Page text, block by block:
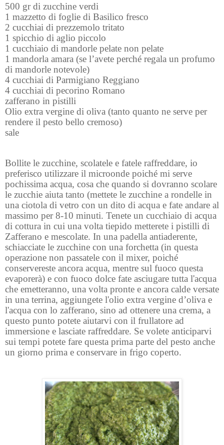
500 gr di zucchine verdi
1 mazzetto di foglie di Basilico fresco
2 cucchiai di prezzemolo tritato
1 spicchio di aglio piccolo
1 cucchiaio di mandorle pelate non pelate
1 mandorla amara (se l’avete perché regala un profumo
di mandorle notevole)
4 cucchiai di Parmigiano Reggiano
4 cucchiai di pecorino Romano
zafferano in pistilli
Olio extra vergine di oliva (tanto quanto ne serve per
rendere il pesto bello cremoso)
sale
Bollite le zucchine, scolatele e fatele raffreddare, io
preferisco utilizzare il microonde poiché mi serve
pochissima acqua, cosa che quando si dovranno scolare
le zucchie aiuta tanto (mettete le zucchine a rondelle in
una ciotola di vetro con un dito di acqua e fate andare al
massimo per 8-10 minuti. Tenete un cucchiaio di acqua
di cottura in cui una volta tiepido metterete i pistilli di
Zafferano e mescolate. In una padella antiaderente,
schiacciate le zucchine con una forchetta (in questa
operazione non passatele con il mixer, poiché
conservereste ancora acqua, mentre sul fuoco questa
evaporerà) e con fuoco dolce fate asciugare tutta l'acqua
che emetteranno, una volta pronte e ancora calde versate
in una terrina, aggiungete l'olio extra vergine d’oliva e
l'acqua con lo zafferano, sino ad ottenere una crema, a
questo punto potete aiutarvi con il frullatore ad
immersione e lasciate raffreddare. Se volete anticiparvi
sui tempi potete fare questa prima parte del pesto anche
un giorno prima e conservare in frigo coperto.